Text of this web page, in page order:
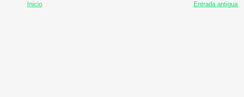
Entrada antigua
Inicio